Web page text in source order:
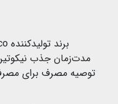
برند تولیدکننده Nicobrand / GN Tobacco (برند روباه)
مدت‌زمان جذب نیکوتین ۳ تا ۵ دقیقه شروع، اثر تا ۳۰
توصیه مصرف برای